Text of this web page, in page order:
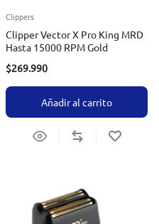
Clippers
Clipper Vector X Pro King MRD
Hasta 15000 RPM Gold
$269.990
Añadir al carrito